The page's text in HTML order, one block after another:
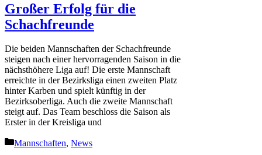
Großer Erfolg für die
Schachfreunde
Die beiden Mannschaften der Schachfreunde
steigen nach einer hervorragenden Saison in die
nächsthöhere Liga auf! Die erste Mannschaft
erreichte in der Bezirksliga einen zweiten Platz
hinter Karben und spielt künftig in der
Bezirksoberliga. Auch die zweite Mannschaft
steigt auf. Das Team beschloss die Saison als
Erster in der Kreisliga und
Kategorien
Mannschaften, News